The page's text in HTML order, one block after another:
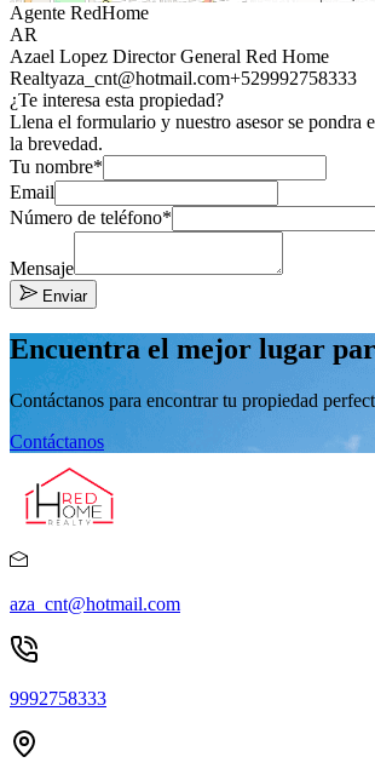
Agente RedHome
AR
Azael Lopez Director General Red Home
Realtyaza_cnt@hotmail.com+529992758333
¿Te interesa esta propiedad?
Llena el formulario y nuestro asesor se pondra
la brevedad.
Tu nombre*
Email
Número de teléfono*
Mensaje
Enviar
Encuentra el mejor lugar
Contáctanos para encontrar tu propiedad
Contáctanos
aza_cnt@hotmail.com
9992758333